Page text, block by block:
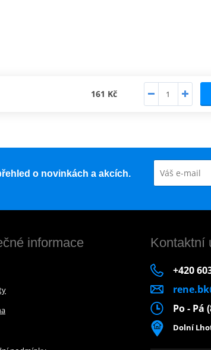
161 Kč
o novinkách a akcích.
informace Kontaktní
+420
Po - Pá
Dolní